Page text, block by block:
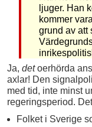
ljuger. Han
kommer
grund av att
Ja, detoerhörda
axlar! Den
med tid, inte minst
regeringsperiod.
Folket i Sverige